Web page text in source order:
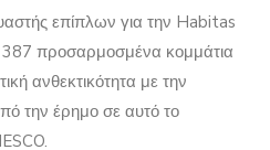
επίπλων για την Habitas
προσαρμοσμένα κομμάτια
ανθεκτικότητα με την
την έρημο σε αυτό το